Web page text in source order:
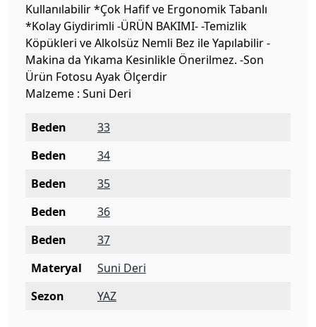
Kullanılabilir *Çok Hafif ve Ergonomik Tabanlı
*Kolay Giydirimli -ÜRÜN BAKIMI- -Temizlik
Köpükleri ve Alkolsüz Nemli Bez ile Yapılabilir -
Makina da Yıkama Kesinlikle Önerilmez. -Son
Ürün Fotosu Ayak Ölçerdir
Malzeme : Suni Deri
Beden
33
Beden
34
Beden
35
Beden
36
Beden
37
Materyal
Suni Deri
Sezon
YAZ